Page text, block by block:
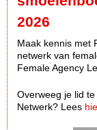
2026
Maak kennis met
netwerk van
Female Agency
Overweeg je lid
Netwerk? Lees